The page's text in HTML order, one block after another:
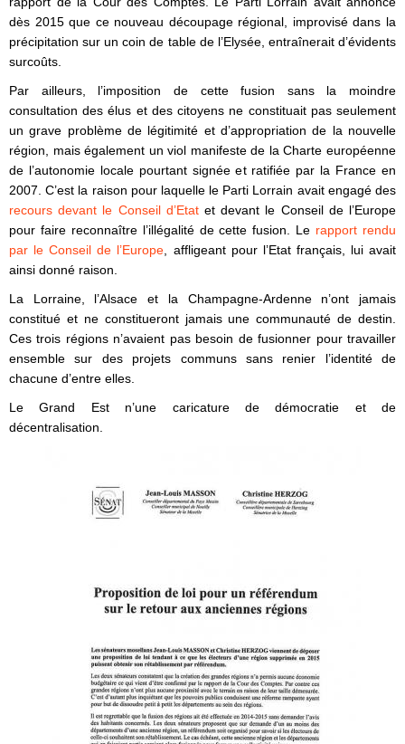
dès 2015 que ce nouveau découpage régional, improvisé dans la
précipitation sur un coin de table de l’Elysée, entraînerait d’évidents
surcoûts.
Par ailleurs, l’imposition de cette fusion sans la moindre
consultation des élus et des citoyens ne constituait pas seulement
un grave problème de légitimité et d’appropriation de la nouvelle
région, mais également un viol manifeste de la Charte européenne
de l’autonomie locale pourtant signée et ratifiée par la France en
2007. C’est la raison pour laquelle le Parti Lorrain avait engagé des
recours devant le Conseil d’Etatet devant le Conseil de l’Europe
pour faire reconnaître l’illégalité de cette fusion. Le rapport rendu
par le Conseil de l’Europe , affligeant pour l’Etat français, lui avait
ainsi donné raison.
La Lorraine, l’Alsace et la Champagne-Ardenne n’ont jamais
constitué et ne constitueront jamais une communauté de destin.
Ces trois régions n’avaient pas besoin de fusionner pour travailler
ensemble sur des projets communs sans renier l’identité de
chacune d’entre elles.
Le Grand Est n’une caricature de démocratie et de
décentralisation.